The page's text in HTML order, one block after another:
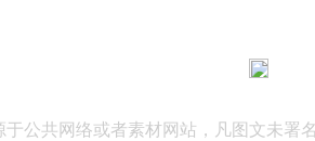
公共网络或者素材网站，凡图文未署